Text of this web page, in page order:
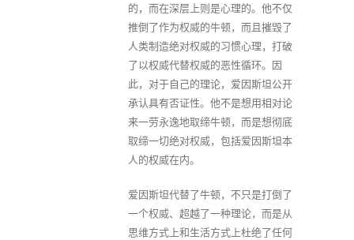
的，而在深层上则是心理的。他不仅
推倒了作为权威的牛顿，而且摧毁了
人类制造绝对权威的习惯心理，打破
了以权威代替权威的恶性循环。因
此，对于自己的理论，爱因斯坦公开
承认具有否证性。他不是想用相对论
来一劳永逸地取缔牛顿，而是想彻底
取缔一切绝对权威，包括爱因斯坦本
人的权威在内。
爱因斯坦代替了牛顿，不只是打倒了
一个权威、超越了一种理论，而是从
思维方式上和生活方式上杜绝了任何